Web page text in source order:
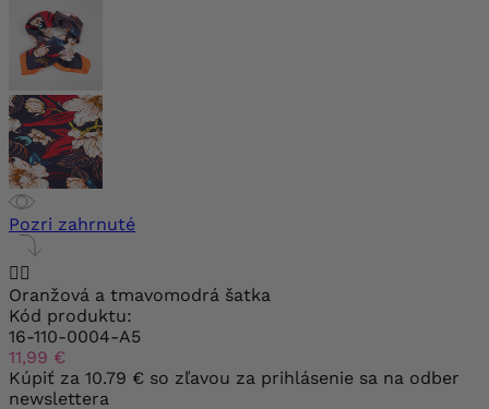
Pozri zahrnuté

Oranžová a tmavomodrá šatka
Kód produktu:
16-110-0004-A5
11,99 €
Kúpiť za 10.79 € so zľavou za prihlásenie sa na odber
newslettera